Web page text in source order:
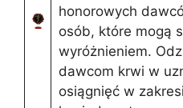
honorowych
osób, które mogą
wyróżnieniem.
dawcom krwi w
osiągnięć w